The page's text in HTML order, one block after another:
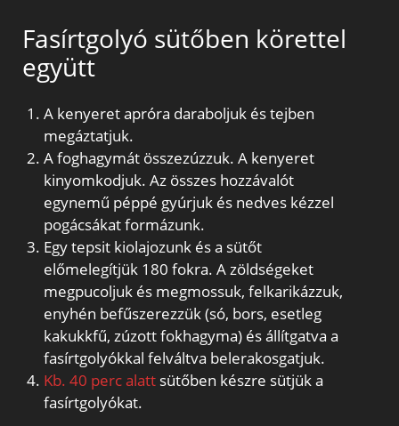
Fasírtgolyó sütőben körettel
együtt
A kenyeret apróra daraboljuk és tejben
megáztatjuk.
A foghagymát összezúzzuk. A kenyeret
kinyomkodjuk. Az összes hozzávalót
egynemű péppé gyúrjuk és nedves kézzel
pogácsákat formázunk.
Egy tepsit kiolajozunk és a sütőt
előmelegítjük 180 fokra. A zöldségeket
megpucoljuk és megmossuk, felkarikázzuk,
enyhén befűszerezzük (só, bors, esetleg
kakukkfű, zúzott fokhagyma) és állítgatva a
fasírtgolyókkal felváltva belerakosgatjuk.
Kb. 40 perc alattsütőben készre sütjük a
fasírtgolyókat.